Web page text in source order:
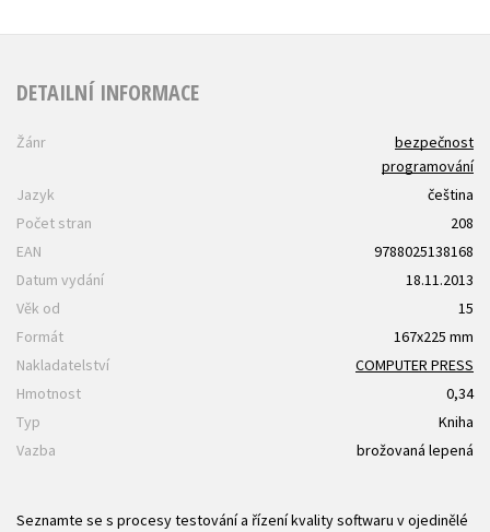
DETAILNÍ INFORMACE
Žánr
bezpečnost
programování
Jazyk
čeština
Počet stran
208
EAN
9788025138168
Datum vydání
18.11.2013
Věk od
15
Formát
167x225 mm
Nakladatelství
COMPUTER PRESS
Hmotnost
0,34
Typ
Kniha
Vazba
brožovaná lepená
Seznamte se s procesy testování a řízení kvality softwaru v ojedinělé